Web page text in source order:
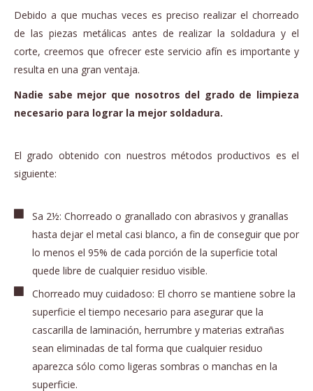
Debido a que muchas veces es preciso realizar el chorreado
de las piezas metálicas antes de realizar la soldadura y el
corte, creemos que ofrecer este servicio afín es importante y
resulta en una gran ventaja.
Nadie sabe mejor que nosotros del grado de limpieza
necesario para lograr la mejor soldadura.
El grado obtenido con nuestros métodos productivos es el
siguiente:
Sa 2½: Chorreado o granallado con abrasivos y granallas
hasta dejar el metal casi blanco, a fin de conseguir que por
lo menos el 95% de cada porción de la superficie total
quede libre de cualquier residuo visible.
Chorreado muy cuidadoso: El chorro se mantiene sobre la
superficie el tiempo necesario para asegurar que la
cascarilla de laminación, herrumbre y materias extrañas
sean eliminadas de tal forma que cualquier residuo
aparezca sólo como ligeras sombras o manchas en la
superficie.